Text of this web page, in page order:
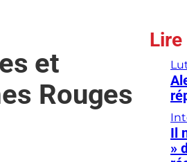
h
r
et
Rouges
Lire
Il
»